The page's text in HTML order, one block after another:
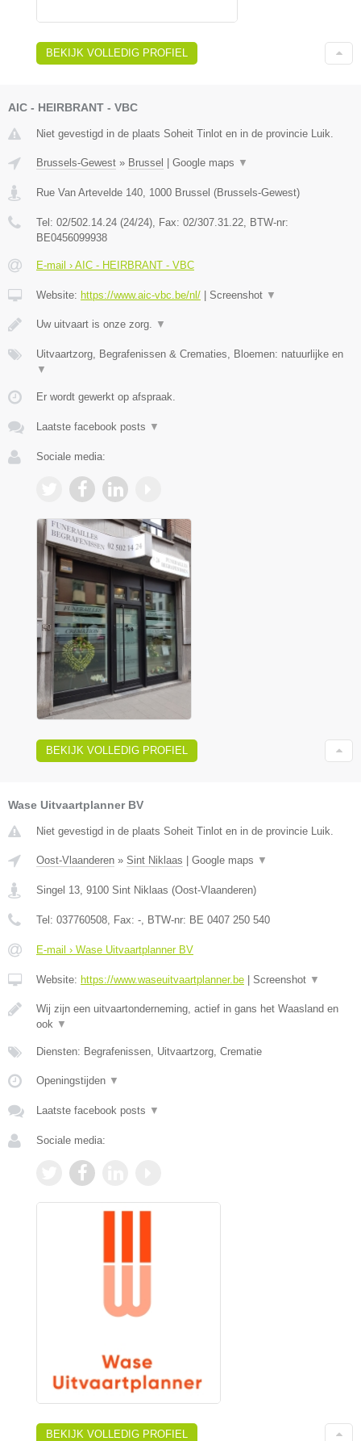
BEKIJK VOLLEDIG PROFIEL
AIC - HEIRBRANT - VBC
Niet gevestigd in de plaats Soheit Tinlot en in de provincie Luik.
Brussels-Gewest » Brussel Google maps ▼
Rue Van Artevelde 140, 1000 Brussel (Brussels-Gewest)
Tel: 02/502.14.24 (24/24), Fax: 02/307.31.22, BTW-nr:
BE0456099938
E-mail › AIC - HEIRBRANT - VBC
Website: https://www.aic-vbc.be/nl/ Screenshot ▼
Uw uitvaart is onze zorg. ▼
Uitvaartzorg, Begrafenissen & Crematies, Bloemen: natuurlijke en
▼
Er wordt gewerkt op afspraak.
Laatste facebook posts ▼
Sociale media:
BEKIJK VOLLEDIG PROFIEL
Wase Uitvaartplanner BV
Niet gevestigd in de plaats Soheit Tinlot en in de provincie Luik.
Oost-Vlaanderen » Sint Niklaas Google maps ▼
Singel 13 9100 Sint Niklaas (Oost-Vlaanderen)
Tel: 037760508 , Fax: - , BTW-nr: BE 0407 250 540
E-mail › Wase Uitvaartplanner BV
Website: https://www.waseuitvaartplanner.be Screenshot ▼
Wij zijn een uitvaartonderneming, actief in gans het Waasland en
ook ▼
Diensten: Begrafenissen, Uitvaartzorg, Crematie
Openingstijden ▼
Laatste facebook posts ▼
Sociale media:
BEKIJK VOLLEDIG PROFIEL